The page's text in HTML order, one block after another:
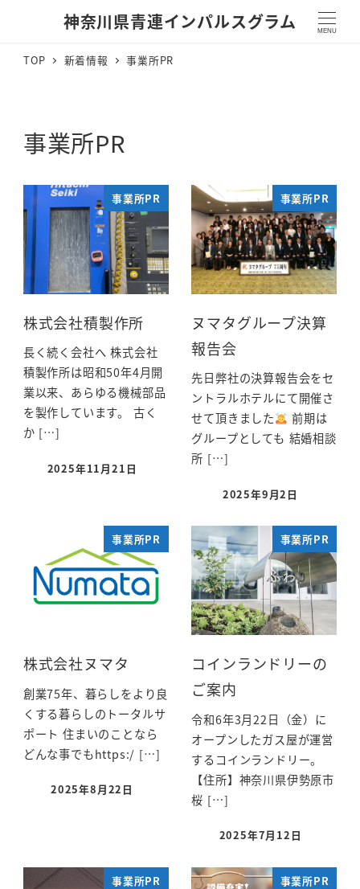
神奈川県青連インパルスグラム MENU
TOP 新着情報 事業所PR
事業所PR
事業所PR
株式会社積製作所
長く続く会社へ 株式会社
積製作所は昭和50年4月開
業以来、あらゆる機械部品
を製作しています。 古く
か […]
2025年11月21日
事業所PR
ヌマタグループ決算
報告会
先日弊社の決算報告会をセ
ントラルホテルにて開催さ
せて頂きました
前期は
グループとしても 結婚相談
所 […]
2025年9月2日
事業所PR
株式会社ヌマタ
創業75年、暮らしをより良
くする暮らしのトータルサ
ポート 住まいのことなら
どんな事でもhttps:/ […]
2025年8月22日
事業所PR
コインランドリーの
ご案内
令和6年3月22日（金）に
オープンしたガス屋が運営
するコインランドリー。
【住所】神奈川県伊勢原市
桜 […]
2025年7月12日
事業所PR 事業所PR